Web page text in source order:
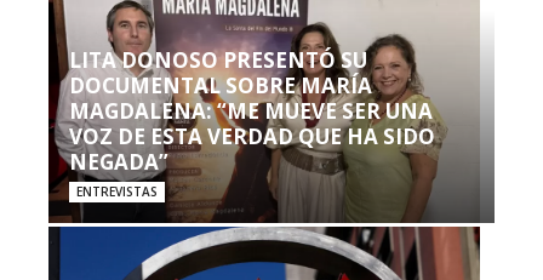
LITA DONOSO PRESENTÓ SU
DOCUMENTAL SOBRE MARÍA
MAGDALENA: “ME MUEVE SER UNA
VOZ DE ESTA VERDAD QUE HA SIDO
NEGADA”
ENTREVISTAS